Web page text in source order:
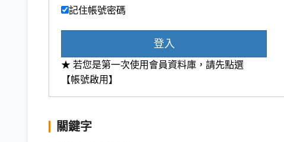
記住帳號密碼
登入
★ 若您是第一次使用會員資料庫，請先點選
【帳號啟用】
關鍵字